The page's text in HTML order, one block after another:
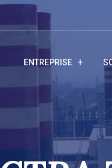
ENTREPRISE